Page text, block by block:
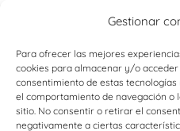
Gestionar
Para ofrecer las mejores
cookies para almacenar y/o
consentimiento de estas
el comportamiento de navegación o
sitio. No consentir o retirar el
negativamente a ciertas
Atención al Cliente.